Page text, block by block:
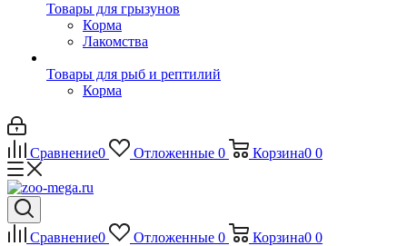
Товары для грызунов
Корма
Лакомства
Товары для рыб и рептилий
Корма
Сравнение0 Отложенные 0 Корзина0 0
Сравнение0 Отложенные 0 Корзина0 0